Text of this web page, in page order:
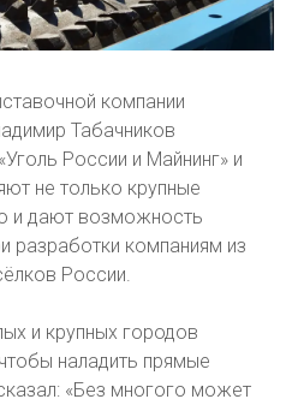
компании
Табачников
России и Майнинг» и
не только крупные
и дают возможность
разработки компаниям из
России.
и крупных городов
наладить прямые
«Без многого может